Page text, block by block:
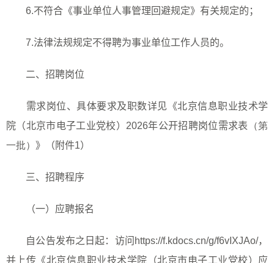
6.不符合《事业单位人事管理回避规定》有关规定的；
7.法律法规规定不得聘为事业单位工作人员的。
二、招聘岗位
需求岗位、具体要求及职数详见《北京信息职业技术学
院（北京市电子工业党校） 2026年公开招聘岗位需求表 （第
一批） 》（附件1）
三、招聘程序
（一）应聘报名
自公告发布之日起：访问 https://f.kdocs.cn/g/f6vIXJAo/，
并上传《北京信息职业技术学院（北京市电子工业党校）应